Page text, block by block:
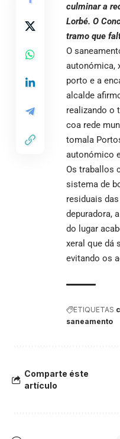
culminar a
Lorbé. O
tramo que
O
autonómica,
porto e a
alcalde
realizando o
coa rede
tomala
autonómico
Os traballos
sistema de
residuais
depuradora,
do lugar
xeral que dá
evitando os
ETIQUETAS
saneamento
Comparte éste
artículo